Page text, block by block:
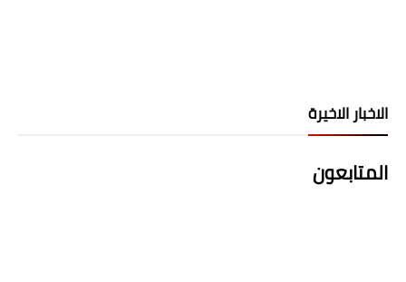
الاخبار الاخيرة
المتابعون